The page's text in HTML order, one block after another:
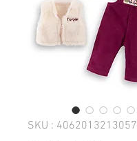
SKU : 4062013213057